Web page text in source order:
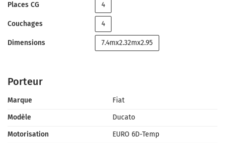
Places CG 4
Couchages 4
Dimensions 7.4mx2.32mx2.95
Porteur
Marque
Fiat
Modèle
Ducato
Motorisation
EURO 6D-Temp